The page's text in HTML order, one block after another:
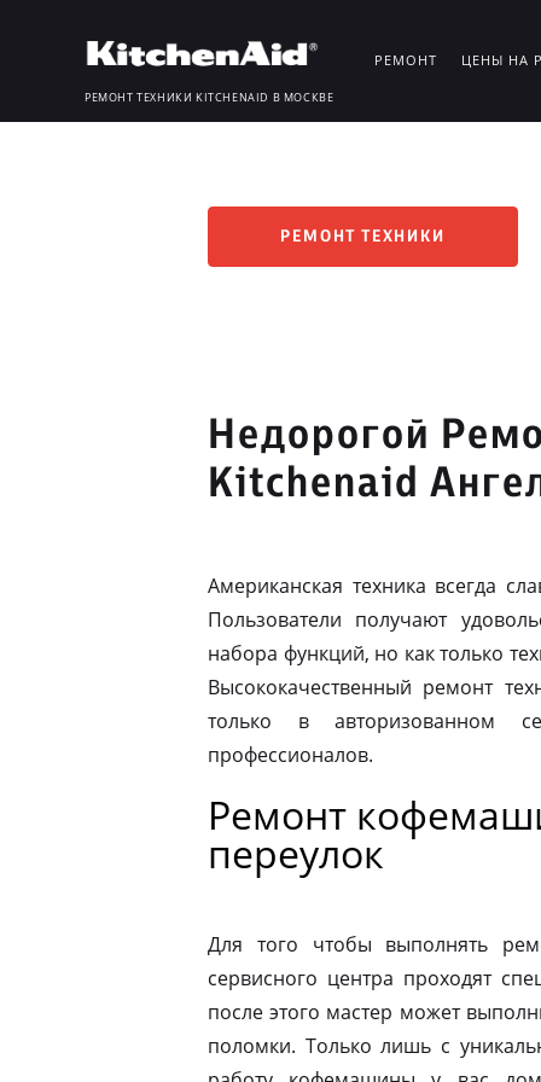
РЕМОНТ ТЕХНИКИ KITCHENAID В МОСКВЕ
РЕМОНТ ЦЕНЫ НА
РЕМОНТ ТЕХНИКИ
Недорогой
Kitchenaid
Американская техника всегда
Пользователи получают
набора функций, но как только
Высококачественный ремонт
только в авторизованном
профессионалов.
Ремонт
переулок
Для того чтобы выполнять
сервисного центра проходят
после этого мастер может
поломки. Только лишь с